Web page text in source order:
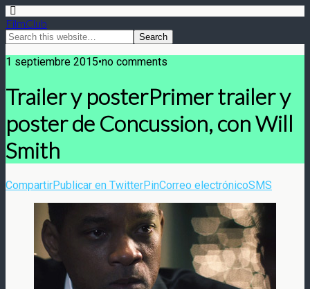
FilmClub
1 septiembre 2015•no comments
Trailer y posterPrimer trailer y
poster de Concussion, con Will
Smith
CompartirPublicar en TwitterPinCorreo electrónicoSMS